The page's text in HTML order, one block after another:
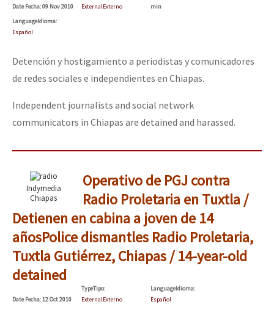
DateFecha: 09 Nov 2010
ExternalExterno
min
LanguageIdioma:
Español
Detención y hostigamiento a periodistas y comunicadores
de redes sociales e independientes en Chiapas.
Independent journalists and social network
communicators in Chiapas are detained and harassed.
Indymedia
Chiapas
Operativo de PGJ contra
Radio Proletaria en Tuxtla /
Detienen en cabina a joven de 14
añosPolice dismantles Radio Proletaria,
Tuxtla Gutiérrez, Chiapas / 14-year-old
detained
DateFecha: 12 Oct 2010
TypeTipo:
ExternalExterno
LanguageIdioma:
Español